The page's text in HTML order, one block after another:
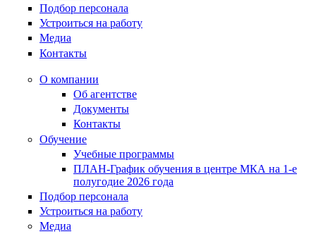
Подбор персонала
Устроиться на работу
Медиа
Контакты
О компании
Об агентстве
Документы
Контакты
Обучение
Учебные программы
ПЛАН-График обучения в центре МКА на 1-е
полугодие 2026 года
Подбор персонала
Устроиться на работу
Медиа